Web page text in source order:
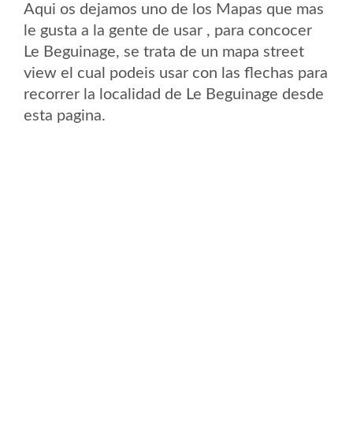
Aqui os dejamos uno de los Mapas que mas
le gusta a la gente de usar , para concocer
Le Beguinage, se trata de un mapa street
view el cual podeis usar con las flechas para
recorrer la localidad de Le Beguinage desde
esta pagina.